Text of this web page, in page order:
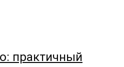
практичный